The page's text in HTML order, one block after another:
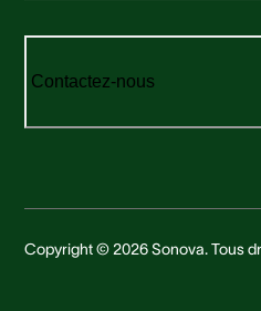
Contactez-nous
Copyright © 2026 Sonova. Tous